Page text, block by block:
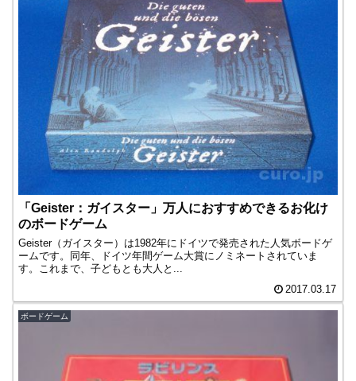
「Geister：ガイスター」万人におすすめできるお化け
のボードゲーム
Geister（ガイスター）は1982年にドイツで発売された人気ボードゲ
ームです。同年、ドイツ年間ゲーム大賞にノミネートされていま
す。これまで、子どもとも大人と...
2017.03.17
ボードゲーム